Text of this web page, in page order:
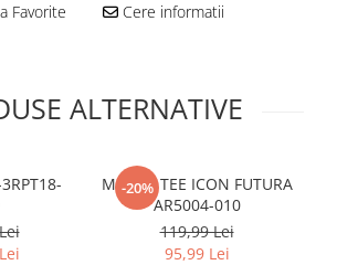
Favorite Cere informatii
ALTERNATIVE
-20%
M NSW TEE ICON FUTURA
AR5004-010
119,99 Lei
95,99 Lei